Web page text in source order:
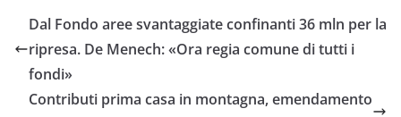
Dal Fondo aree svantaggiate confinanti 36 mln per la
ripresa. De Menech: «Ora regia comune di tutti i
fondi»
Contributi prima casa in montagna, emendamento